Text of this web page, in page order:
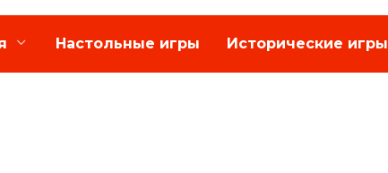
Настольные игры Исторические игры